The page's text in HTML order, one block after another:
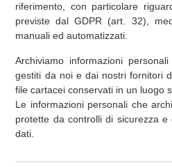
riferimento, con particolare
previste dal GDPR (art. 32),
manuali ed automatizzati.
Archiviamo informazioni
gestiti da noi e dai nostri fornitori
file cartacei conservati in un luogo
Le informazioni personali che
protette da controlli di sicurezza
dati.